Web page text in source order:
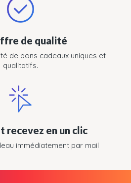
de qualité
de bons cadeaux uniques et
qualitatifs.
recevez en un clic
immédiatement par mail